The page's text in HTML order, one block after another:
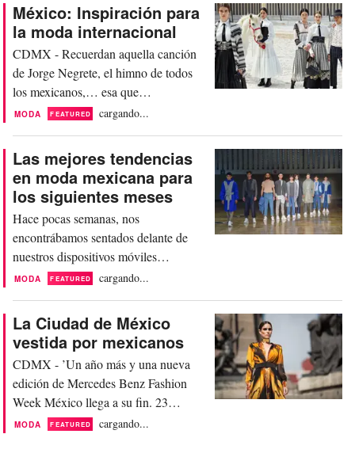
hablado por muchos pero
profundizado por pocos, es la historia
del éxito de una de las casa de moda
más importantes del país: Pineda
Covalin....
México: Inspiración para
la moda internacional
CDMX - Recuerdan aquella canción
de Jorge Negrete, el himno de todos
los mexicanos,… esa que
canta:México lindo y querido, si
también representa el sentimiento que
tenemos por un país que nos ha dado
mucho: cultura, colores, siluetas, pero
sobre todo… historias que contar.
Sin...
MODA FEATURED cargando...
Las mejores tendencias
en moda mexicana para
los siguientes meses
Hace pocas semanas, nos
encontrábamos sentados delante de
nuestros dispositivos móviles
deslizando nuestro dedo en nuestras
sobre las pasarelas de FashionWeek
México… claro, existen los
afortunados que lo vivieron en vivo y a
todo color y que fueron ellos quienes
nos deleitaban...
MODA FEATURED cargando...
La Ciudad de México
vestida por mexicanos
CDMX - ’Un año más y una nueva
edición de Mercedes Benz Fashion
Week México llega a su fin. 23
diseñadores, en 6 locaciones diferentes
MODA FEATURED cargando...